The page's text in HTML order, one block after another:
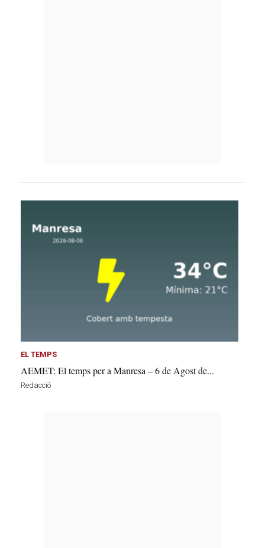
EL TEMPS
AEMET: El temps per a Manresa – 6 de Agost de...
Redacció